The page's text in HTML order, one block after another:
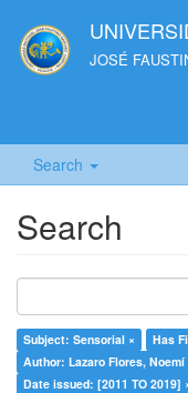
JOSÉ
Search
Search
Subject: Sensorial × Has
Author: Lazaro Flores, Noemí
Date issued: [2011 TO 2019]